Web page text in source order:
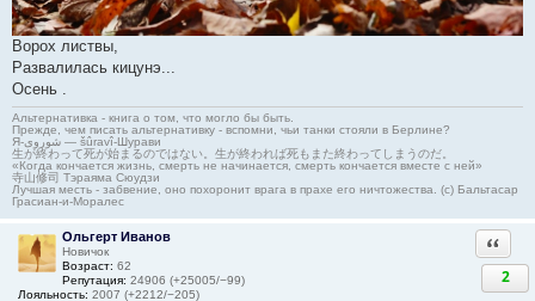
Ворох листвы,
Развалилась кицунэ...
Осень .
Альтернативка - книга о том, что могло бы быть.
Прежде, чем писать альтернативку - вспомни, чьи танки стояли в Берлине?
Я-شوروی — šûravî-Шурави
生が終わって死が始まるのではない。生が終われば死もまた終わってしまうのだ。
«Когда кончается жизнь, смерть не начинается, смерть кончается вместе с ней»
寺山修司 Тэраяма Сюудзи
Лучшая месть - забвение, оно похоронит врага в прахе его ничтожества. (с) Бальтасар
Грасиан-и-Моралес
Ольгерт Иванов
Новичок
Возраст: 62
Репутация: 24906 (+25005/−99)
Лояльность: 2007 (+2212/−205)
2